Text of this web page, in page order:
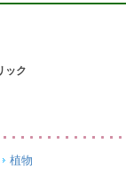
ック
植物